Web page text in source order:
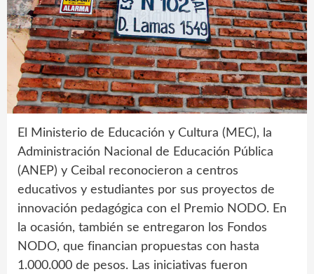
El Ministerio de Educación y Cultura (MEC), la
Administración Nacional de Educación Pública
(ANEP) y Ceibal reconocieron a centros
educativos y estudiantes por sus proyectos de
innovación pedagógica con el Premio NODO. En
la ocasión, también se entregaron los Fondos
NODO, que financian propuestas con hasta
1.000.000 de pesos. Las iniciativas fueron